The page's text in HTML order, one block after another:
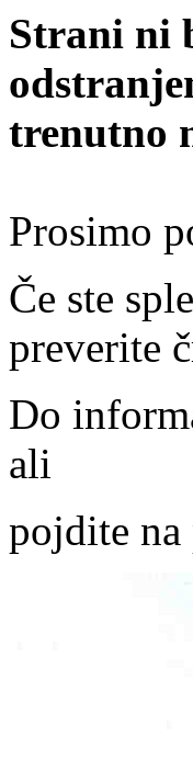
Strani ni
trenutno
Prosimo
Če ste
preverite
Do
ali
pojdite na